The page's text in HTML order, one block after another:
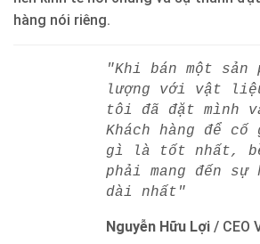
hàng nói riêng.
"Khi bán một sản
lượng với vật
tôi đã đặt mình
Khách hàng để cố
gì là tốt nhất,
phải mang đến
dài nhất"
Nguyễn Hữu Lợi / CEO